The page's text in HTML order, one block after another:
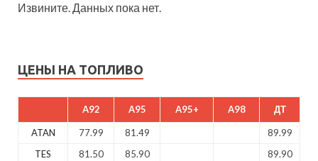
Извините. Данных пока нет.
ЦЕНЫ НА ТОПЛИВО
A92 A95 A95+ A98 ДТ
ATAN 77.99 81.49
89.99
TES
81.50 85.90
89.90